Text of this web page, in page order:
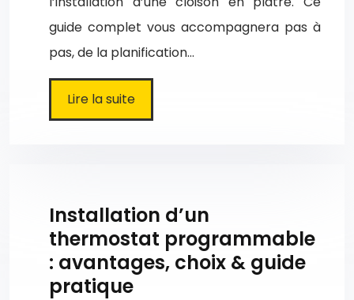
guide complet vous accompagnera pas à
pas, de la planification…
Lire la suite
Installation d’un
thermostat programmable
: avantages, choix & guide
pratique